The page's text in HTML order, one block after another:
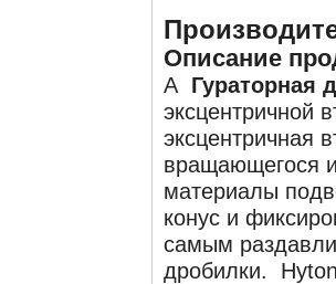
Описание
А Гураторная
эксцентричной
эксцентричная
вращающегося
материалы
конус и
самым
дробилки.